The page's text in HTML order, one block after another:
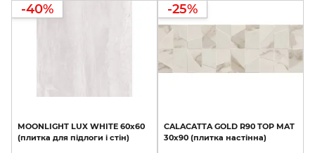
-40%
MOONLIGHT LUX WHITE 60x60
(плитка для підлоги і стін)
-25%
CALACATTA GOLD R90 TOP MAT
30х90 (плитка настінна)